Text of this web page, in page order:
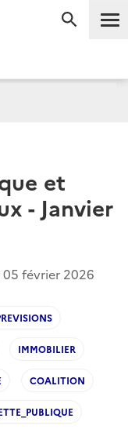
et
- Janvier
05 février 2026
IMMOBILIER
COALITION